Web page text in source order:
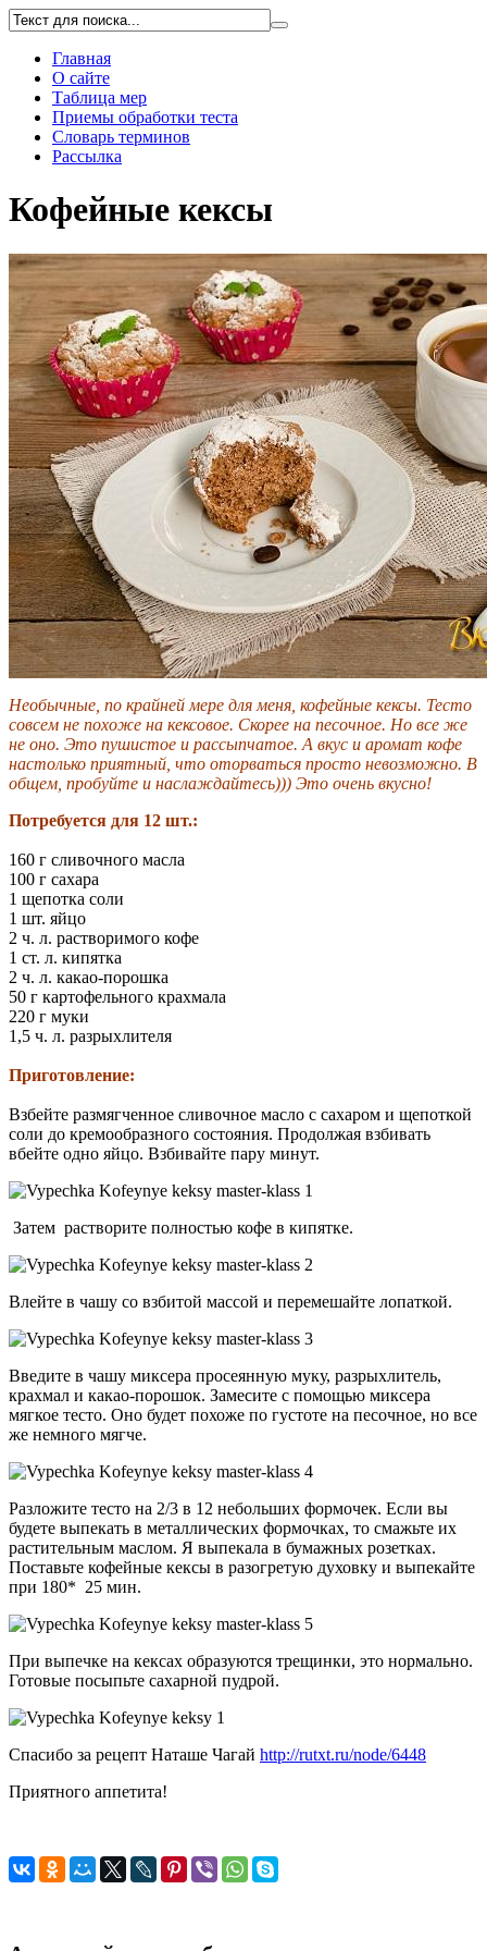
Главная
О сайте
Таблица мер
Приемы обработки теста
Словарь терминов
Рассылка
Кофейные кексы
Необычные, по крайней мере для меня, кофейные кексы. Тесто
совсем не похоже на кексовое. Скорее на песочное. Но все же
не оно. Это пушистое и рассыпчатое. А вкус и аромат кофе
настолько приятный, что оторваться просто невозможно. В
общем, пробуйте и наслаждайтесь))) Это очень вкусно!
Потребуется для 12 шт.:
160 г сливочного масла
100 г сахара
1 щепотка соли
1 шт. яйцо
2 ч. л. растворимого кофе
1 ст. л. кипятка
2 ч. л. какао-порошка
50 г картофельного крахмала
220 г муки
1,5 ч. л. разрыхлителя
Приготовление:
Взбейте размягченное сливочное масло с сахаром и щепоткой
соли до кремообразного состояния. Продолжая взбивать
вбейте одно яйцо. Взбивайте пару минут.
Затем растворите полностью кофе в кипятке.
Влейте в чашу со взбитой массой и перемешайте лопаткой.
Введите в чашу миксера просеянную муку, разрыхлитель,
крахмал и какао-порошок. Замесите с помощью миксера
мягкое тесто. Оно будет похоже по густоте на песочное, но все
же немного мягче.
Разложите тесто на 2/3 в 12 небольших формочек. Если вы
будете выпекать в металлических формочках, то смажьте их
растительным маслом. Я выпекала в бумажных розетках.
Поставьте кофейные кексы в разогретую духовку и выпекайте
при 180* 25 мин.
При выпечке на кексах образуются трещинки, это нормально.
Готовые посыпьте сахарной пудрой.
Спасибо за рецепт Наташе Чагай http://rutxt.ru/node/6448
Приятного аппетита!